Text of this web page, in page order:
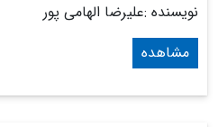
نویسنده :علیرضا الهامی پور
مشاهده